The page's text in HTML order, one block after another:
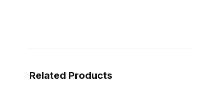
Related Products